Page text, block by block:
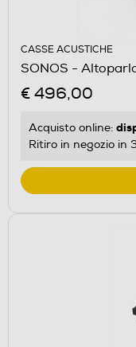
CASSE ACUSTICHE
SONOS -
€ 496,00
Acquisto online:
Ritiro in negozio in